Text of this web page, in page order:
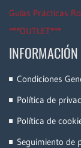
Guías Prácticas
***OUTLET***
INFORMACIÓN
Condiciones
Política de
Política de
Seguimiento de